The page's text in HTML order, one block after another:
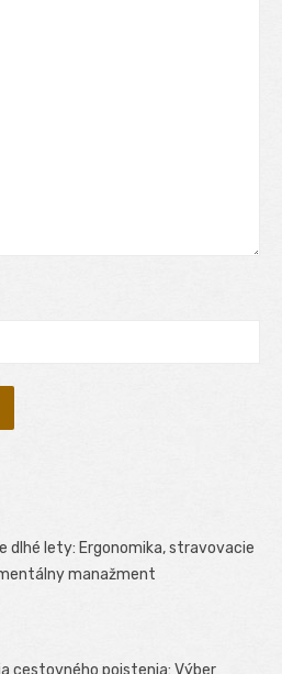
dlhé lety: Ergonomika, stravovacie
manažment